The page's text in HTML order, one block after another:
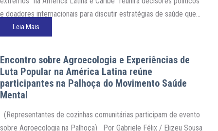
e doadores internacionais para discutir estratégias de saúde que
auxiliem no enfrentamento à urgência climática que assola o
Leia Mais
Encontro sobre Agroecologia e Experiências de
Luta Popular na América Latina reúne
participantes na Palhoça do Movimento Saúde
Mental
(Representantes de cozinhas comunitárias participam de evento
sobre Agroecologia na Palhoça) Por Gabriele Félix / Elizeu Sousa